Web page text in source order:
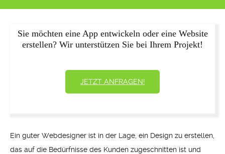
Sie möchten eine App entwickeln oder eine Website
erstellen? Wir unterstützen Sie bei Ihrem Projekt!
JETZT ANFRAGEN!
Ein guter Webdesigner ist in der Lage, ein Design zu erstellen,
das auf die Bedürfnisse des Kunden zugeschnitten ist und